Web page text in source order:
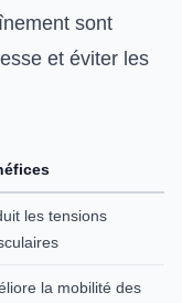
sont
et éviter les
les tensions
la mobilité des